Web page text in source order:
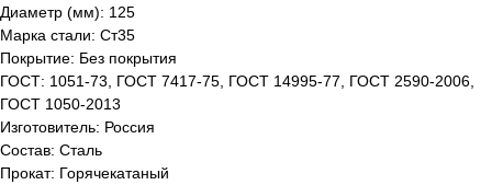
Диаметр (мм): 125
Марка стали: Ст35
Покрытие: Без покрытия
ГОСТ: 1051-73, ГОСТ 7417-75, ГОСТ 14995-77, ГОСТ 2590-2006,
ГОСТ 1050-2013
Изготовитель: Россия
Состав: Сталь
Прокат: Горячекатаный